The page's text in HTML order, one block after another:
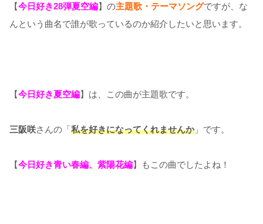
【今日好き28弾夏空編】の主題歌・ テーマソングですが、な
んという曲名で誰が歌っているのか紹介したいと思います。
【今日好き夏空編】は、この曲が主題歌です。
三阪咲さんの「私を好きになってくれませんか」です。
【今日好き青い春編、紫陽花編】もこの曲でしたよね！